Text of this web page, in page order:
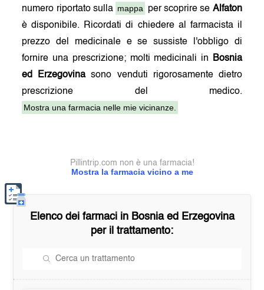
numero riportato sulla mappa per scoprire se Alfaton
è disponibile. Ricordati di chiedere al farmacista il
prezzo del medicinale e se sussiste l'obbligo di
fornire una prescrizione; molti medicinali in
Bosnia
ed Erzegovinasono venduti rigorosamente dietro
prescrizione del medico.
Mostra una farmacia nelle mie vicinanze.
Mostra la farmacia vicino a me
Pillintrip.com non è una farmacia!
Elenco dei farmaci in Bosnia ed Erzegovina
per il trattamento: